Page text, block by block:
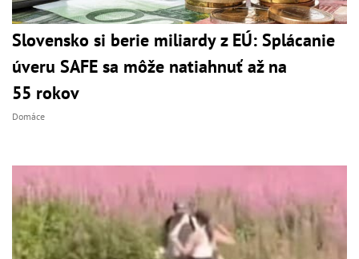
Slovensko si berie miliardy z EÚ: Splácanie
úveru SAFE sa môže natiahnuť až na
55 rokov
Domáce